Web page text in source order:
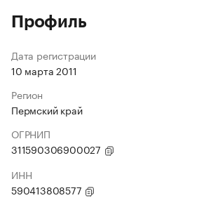
Профиль
Дата регистрации
10 марта 2011
Регион
Пермский край
ОГРНИП
311590306900027
ИНН
590413808577